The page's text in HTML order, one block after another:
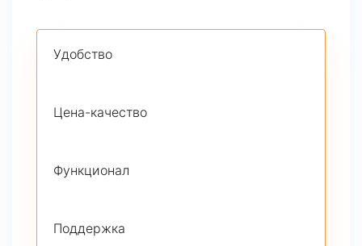
Удобство
Цена-качество
Функционал
Поддержка